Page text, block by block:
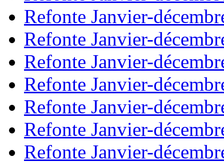
Refonte Janvier-
Refonte Janvier-
Refonte Janvier-
Refonte Janvier-
Refonte Janvier-
Refonte Janvier-
Refonte Janvier-